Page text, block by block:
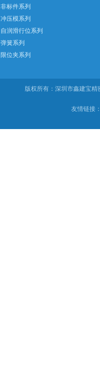
非标件系列
冲压模系列
自润滑行位系列
弹簧系列
限位夹系列
版权所有：深圳市鑫建宝
友情链接